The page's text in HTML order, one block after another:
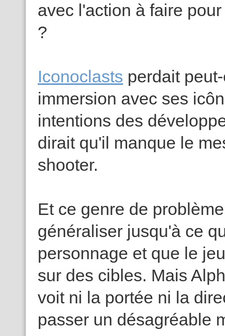
avec l'action à faire
?
Iconoclasts perdait
immersion avec ses
intentions des
dirait qu'il manque le
shooter.
Et ce genre de
généraliser jusqu'à ce
personnage et que le
sur des cibles. Mais
voit ni la portée ni la
passer un désagréable